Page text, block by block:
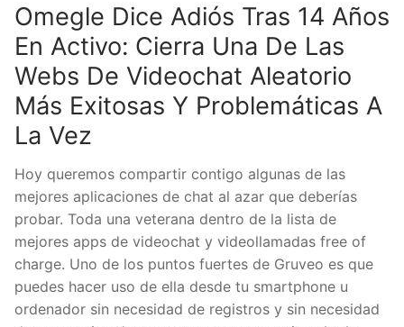
Omegle Dice Adiós Tras 14 Años
En Activo: Cierra Una De Las
Webs De Videochat Aleatorio
Más Exitosas Y Problemáticas A
La Vez
Hoy queremos compartir contigo algunas de las
mejores aplicaciones de chat al azar que deberías
probar. Toda una veterana dentro de la lista de
mejores apps de videochat y videollamadas free of
charge. Uno de los puntos fuertes de Gruveo es que
puedes hacer uso de ella desde tu smartphone u
ordenador sin necesidad de registros y sin necesidad